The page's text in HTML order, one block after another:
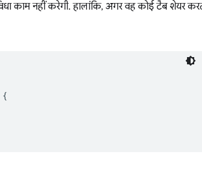
काम नहीं करेगी. हालांकि, अगर वह कोई टैब शेयर
{